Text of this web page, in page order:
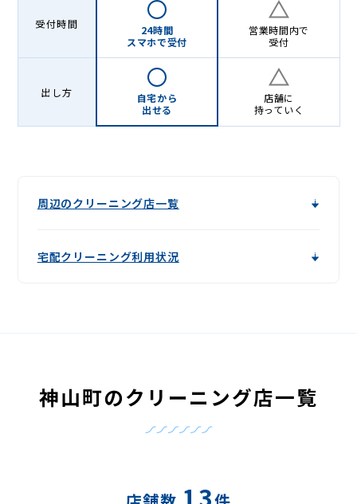
受付時間
24時間
スマホで受付
営業時間内で
受付
出し方
自宅から
出せる
店舗に
持っていく
周辺のクリーニング店一覧
宅配クリーニング利用状況
神山町のクリーニング店一覧
13